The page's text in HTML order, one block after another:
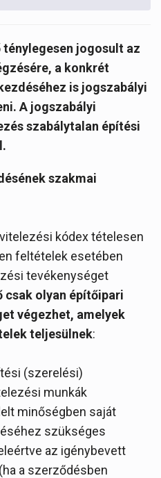
jogosult az
a konkrét
is jogszabályi
A jogszabályi
szabálytalan építési
szakmai
kódex tételesen
feltételek esetében
tevékenységet
csak olyan építőipari
végezhet, amelyek
teljesülnek:
(szerelési)
munkák
minőségben saját
szükséges
az igénybevett
a szerződésben